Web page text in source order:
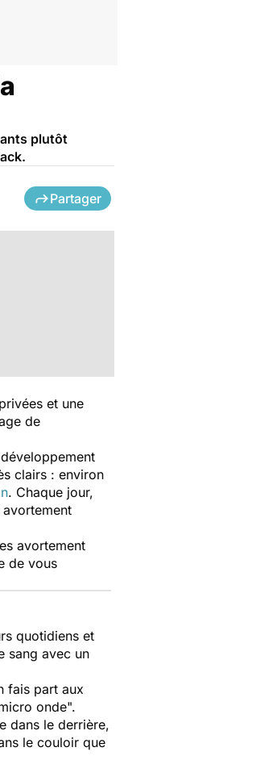
plutôt
Partager
et une
de
clairs : environ
. Chaque jour,
avortement
de vous
quotidiens et
sang avec un
fais part aux
onde".
dans le derrière,
le couloir que